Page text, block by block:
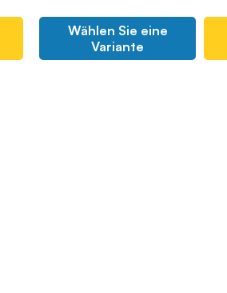
Wählen Sie eine
Variante